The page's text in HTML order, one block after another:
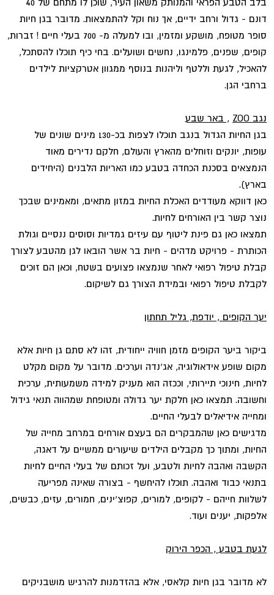
דונם - גדול ורחב ידיים, אך נוח וקל להתמצאות. מדובר בגן חיות
סופר מטופח, מושקע ומזמין, ובו למעלה מ- 700 בעלי חיים ! זברות,
קופים, שפנים, פלמינגו, נחשים ושועלים. בחי כיף תוכלו להסתכל,
להאכיל, לגעת וללטף וליהנות בנוסף ממגוון אטרקציות לילדים
ברחבי הגן.
נגב ZOO , באר שבע
בגן החיות הגדול בנגב תוכלו לצפות בכ-130 מינים שונים של
עופות, יונקים וזוחלים מהארץ והעולם, חלקם נדירים מאוד
הנמצאים בסכנת הכחדה בטבע כמו האריות הלבנים (היחידים
בארץ).
כאן דווקא מעודדים האכלת החיות במזון מתאים, ומאמינים שבכך
נוצר קשר בין האורחים לחיות.
תמצאו כאן גם פינת ליטוף עם עיזים גמדיות וסוסים ננסיים וגולת
הכותרת - פרויקט מדהים - חיות בר אשר הובאו לגן מהטבע לצורך
קבלת טיפול רפואי לאחר שנמצאו פצועים בשטח, וכאן הם זוכים
לקבלת טיפול רפואי ובמידת הצורך גם לשיקום.
יער הקופים , יודפת, גליל תחתון
ביקור ביער הקופים מזמן חוויה ייחודית, זהו לא סתם גן חיות אלא
מקום שופע אידאולוגיה, אג'נדה וערכים. מדובר על מקום מקלט
לחיות, חינוכי תיירותי, וככזה הוא מעניק למידה משמעותית, ערכית
וחשובה. תמצאו כאן חלקת יער גדולה ומטופחת שמהווה תנאי גידול
ומחייה אידיאלים לבעלי החיים.
מדגישים כאן שהמבקרים הם בעצם אורחים במרחב מחייה של
החיות, ומתוך כך מקבלים הילדים שיעורים ממשיים על דאגה,
הקשבה ואהבה לחיות ולטבע, ועל זכותם של בעלי החיים לחיות
בתנאי כבוד ואהבה. תוכלו להיחשף - בצורה שאינה מפריעה
לשלוות חייהם - לקופים, למורים, קפוצ'ינים, חמורים, עזים, כבשים,
אלפקות, יענים ועוד.
לגעת בטבע , הכפר הירוק
לא מדובר בגן חיות קלאסי, אלא בהזדמנות להרגיש מושבניקים